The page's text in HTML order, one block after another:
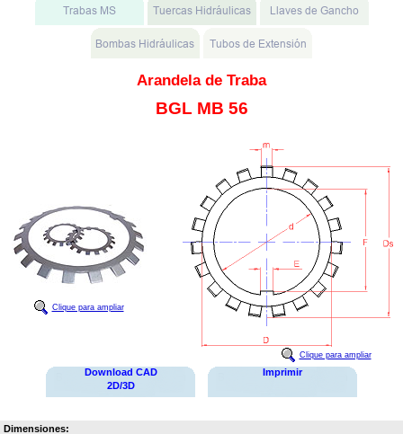
Arandela de Traba
BGL MB 56
Clique para ampliar
Clique para ampliar
Download CAD
2D/3D
Imprimir
Dimensiones: